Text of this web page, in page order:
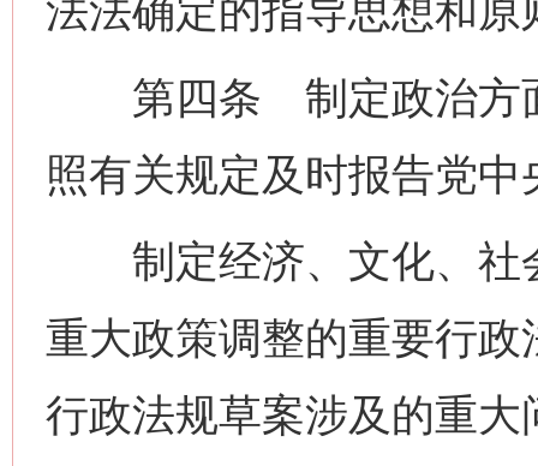
法法确定的指导思想和原
第四条 制定政治方面
照有关规定及时报告党中
制定经济、文化、社
重大政策调整的重要行
行政法规草案涉及的重